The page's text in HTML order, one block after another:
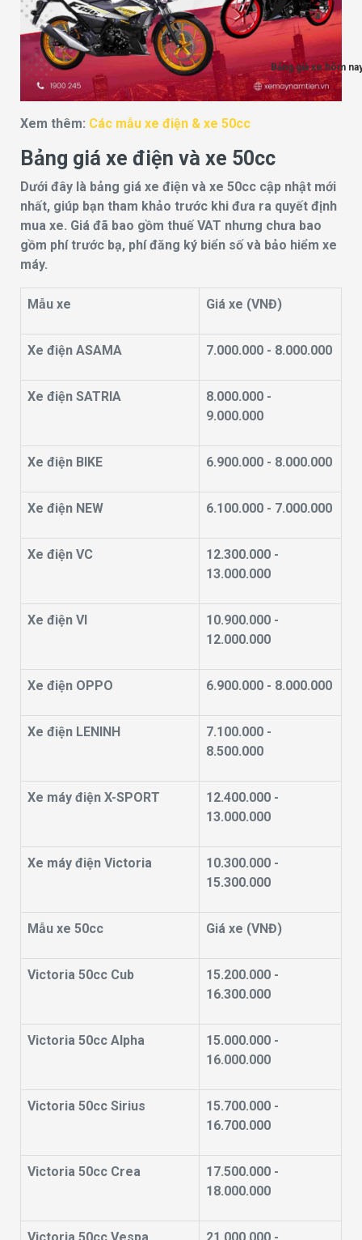
Xem thêm: Các mẫu xe điện & xe 50cc
Bảng giá xe điện và xe 50cc
Dưới đây là bảng giá xe điện và xe 50cc cập nhật mới
nhất, giúp bạn tham khảo trước khi đưa ra quyết định
mua xe. Giá đã bao gồm thuế VAT nhưng chưa bao
gồm phí trước bạ, phí đăng ký biển số và bảo hiểm xe
máy.
Mẫu xe Giá xe (VNĐ)
Xe điện ASAMA 7.000.000 - 8.000.000
Xe điện SATRIA
8.000.000 -
9.000.000
Xe điện BIKE 6.900.000 - 8.000.000
Xe điện NEW 6.100.000 - 7.000.000
Xe điện VC
12.300.000 -
13.000.000
Xe điện VI
10.900.000 -
12.000.000
Xe điện OPPO 6.900.000 - 8.000.000
Xe điện LENINH
7.100.000 -
8.500.000
Xe máy điện X-SPORT
12.400.000 -
13.000.000
Xe máy điện Victoria
10.300.000 -
15.300.000
Mẫu xe 50cc Giá xe (VNĐ)
Victoria 50cc Cub
15.200.000 -
16.300.000
Victoria 50cc Alpha
15.000.000 -
16.000.000
Victoria 50cc Sirius
15.700.000 -
16.700.000
Victoria 50cc Crea
17.500.000 -
18.000.000
Victoria 50cc Vespa 21.000.000 -
Bảng giá xe hôm